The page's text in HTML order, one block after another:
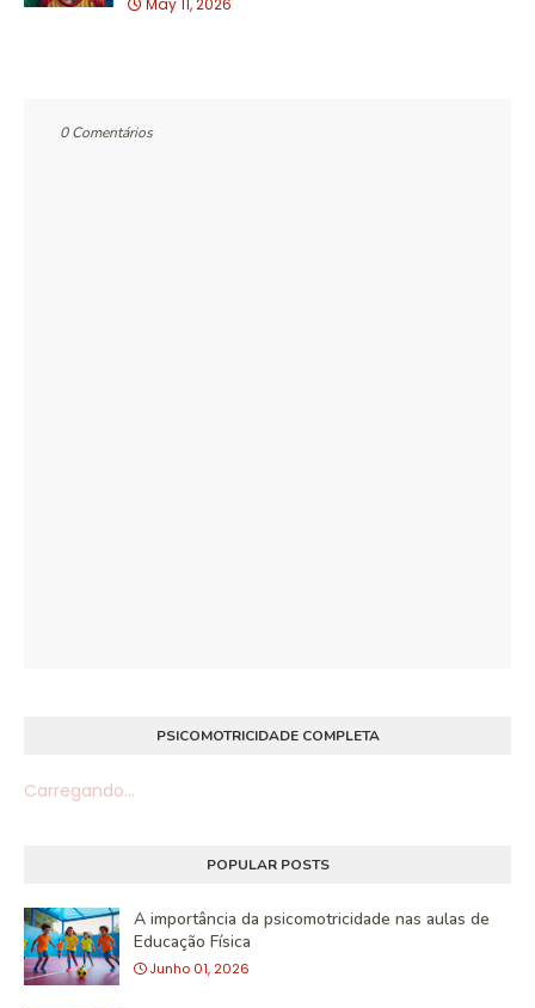
May 11, 2026
0 Comentários
PSICOMOTRICIDADE COMPLETA
Carregando...
POPULAR POSTS
A importância da psicomotricidade nas aulas de
Educação Física
Junho 01, 2026